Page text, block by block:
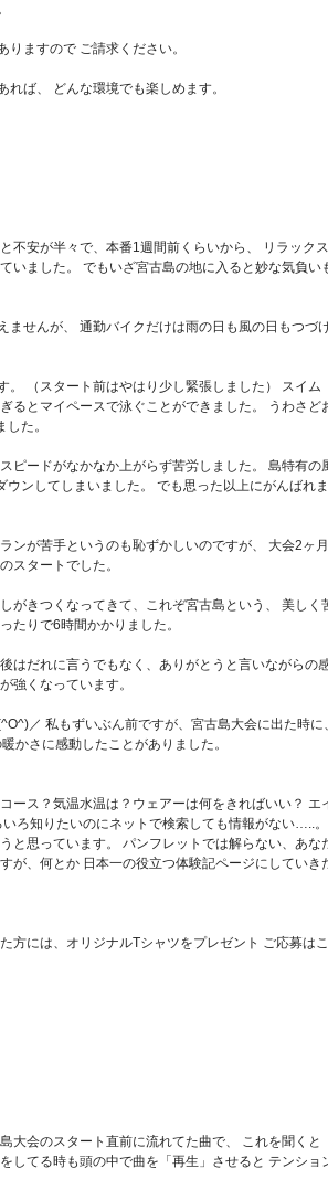
ますので ご請求ください。
ば、 どんな環境でも楽しめます。
験記
不安が半々で、本番1週間前くらいから、 リラックス
いました。 でもいざ宮古島の地に入ると妙な気負い
せんが、 通勤バイクだけは雨の日も風の日もつづ
（スタート前はやはり少し緊張しました） スイム
るとマイペースで泳ぐことができました。 うわさど
た。
ピードがなかなか上がらず苦労しました。 島特有の
ンしてしまいました。 でも思った以上にがんばれま
ンが苦手というのも恥ずかしいのですが、 大会2ヶ月
スタートでした。
がきつくなってきて、これぞ宮古島という、 美しく
たりで6時間かかりました。
はだれに言うでもなく、ありがとうと言いながらの
強くなっています。
／ 私もずいぶん前ですが、宮古島大会に出た時に、
さに感動したことがありました。
ース？気温水温は？ウェアーは何をきればいい？ エ
ろ知りたいのにネットで検索しても情報がない…..。
と思っています。 パンフレットでは解らない、あな
が、何とか 日本一の役立つ体験記ページにしていき
方には、オリジナルTシャツをプレゼント ご応募はこ
会のスタート直前に流れてた曲で、 これを聞くと
してる時も頭の中で曲を「再生」させると テンショ